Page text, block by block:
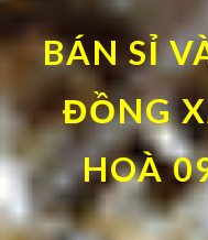
BÁN SỈ
ĐỒNG
HOÀ